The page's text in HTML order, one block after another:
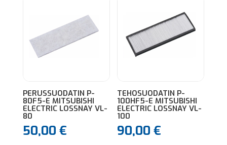
PERUSSUODATIN P-
80F5-E MITSUBISHI
ELECTRIC LOSSNAY VL-
80
50,00 €
TEHOSUODATIN P-
100HF5-E MITSUBISHI
ELECTRIC LOSSNAY VL-
100
90,00€